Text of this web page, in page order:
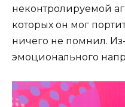
неконтролируемой
которых он мог
ничего не помнил.
эмоционального